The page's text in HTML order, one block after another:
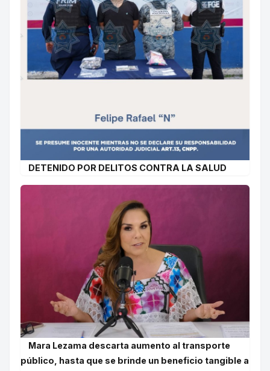
DETENIDO POR DELITOS CONTRA LA SALUD
Mara Lezama descarta aumento al transporte
público, hasta que se brinde un beneficio tangible a